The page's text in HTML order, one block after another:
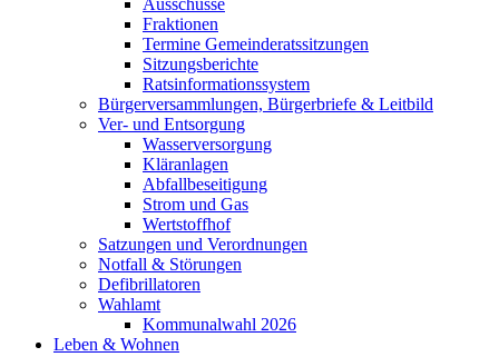
Ausschüsse
Fraktionen
Termine Gemeinderatssitzungen
Sitzungsberichte
Ratsinformationssystem
Bürgerversammlungen, Bürgerbriefe & Leitbild
Ver- und Entsorgung
Wasserversorgung
Kläranlagen
Abfallbeseitigung
Strom und Gas
Wertstoffhof
Satzungen und Verordnungen
Notfall & Störungen
Defibrillatoren
Wahlamt
Kommunalwahl 2026
Leben & Wohnen